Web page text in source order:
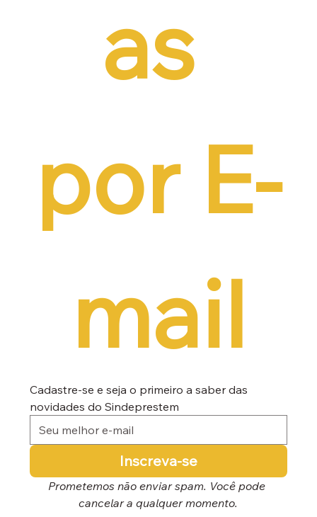
as
por E-
mail
Cadastre-se e seja o primeiro a saber das
novidades do Sindeprestem
Inscreva-se
Prometemos não enviar spam. Você pode
cancelar a qualquer momento.